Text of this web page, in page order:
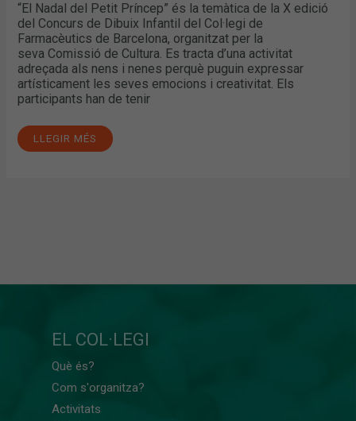
“El Nadal del Petit Príncep” és la temàtica de la X edició
del Concurs de Dibuix Infantil del Col·legi de
Farmacèutics de Barcelona, organitzat per la
seva Comissió de Cultura. Es tracta d’una activitat
adreçada als nens i nenes perquè puguin expressar
artísticament les seves emocions i creativitat. Els
participants han de tenir
LLEGIR MÉS
EL COL·LEGI
Què és?
Com s'organitza?
Activitats